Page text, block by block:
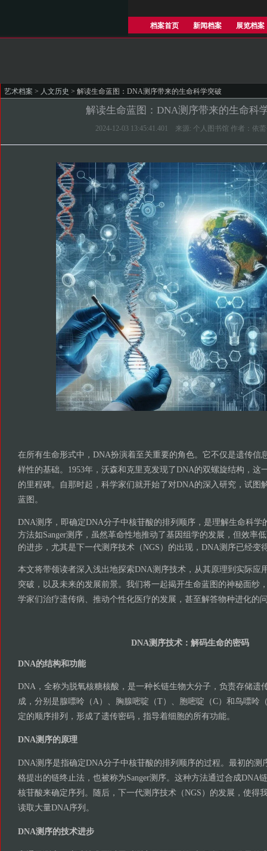
档案首页 新闻档案 展览档案
艺术档案 > 人文历史 > 解读生命蓝图：DNA测序带来的生命科学突破
解读生命蓝图：DNA测序带来的生命科
2024-12-03 13:45:41.401 来源: 个人图书馆 作者：依
在所有生命形式中，DNA扮演着至关重要的角色。它不仅是遗传信
样性的基础。1953年，沃森和克里克发现了DNA的双螺旋结构，这
的里程碑。自那时起，科学家们就开始了对DNA的深入研究，试图
蓝图。
DNA测序，即确定DNA分子中核苷酸的排列顺序，是理解生命科学
方法如Sanger测序，虽然革命性地推动了基因组学的发展，但效率
的进步，尤其是下一代测序技术（NGS）的出现，DNA测序已经变
本文将带领读者深入浅出地探索DNA测序技术，从其原理到实际应
突破，以及未来的发展前景。我们将一起揭开生命蓝图的神秘面纱
学家们治疗遗传病、推动个性化医疗的发展，甚至解答物种进化的
DNA测序技术：解码生命的密码
DNA的结构和功能
DNA，全称为脱氧核糖核酸，是一种长链生物大分子，负责存储遗
成，分别是腺嘌呤（A）、胸腺嘧啶（T）、胞嘧啶（C）和鸟嘌呤
定的顺序排列，形成了遗传密码，指导着细胞的所有功能。
DNA测序的原理
DNA测序是指确定DNA分子中核苷酸的排列顺序的过程。最初的测
格提出的链终止法，也被称为Sanger测序。这种方法通过合成DNA
核苷酸来确定序列。随后，下一代测序技术（NGS）的发展，使得
读取大量DNA序列。
DNA测序的技术进步